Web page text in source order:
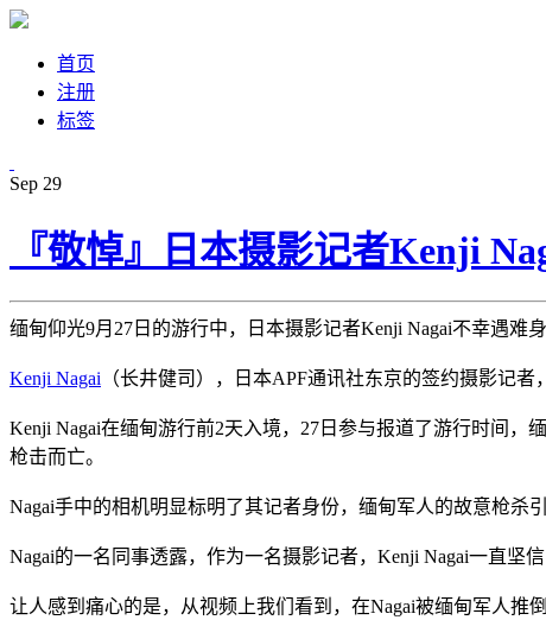
首页
注册
标签
Sep 29
『敬悼』日本摄影记者Kenji
缅甸仰光9月27日的游行中，日本摄影记者Kenji Nagai不幸遇难身
Kenji Nagai （长井健司），日本APF通讯社东京的签约摄影记
Kenji Nagai在缅甸游行前2天入境，27日参与报道了游行时间
枪击而亡。
Nagai手中的相机明显标明了其记者身份，缅甸军人的故意枪杀
Nagai的一名同事透露，作为一名摄影记者，Kenji Nagai一直坚
让人感到痛心的是，从视频上我们看到，在Nagai被缅甸军人推